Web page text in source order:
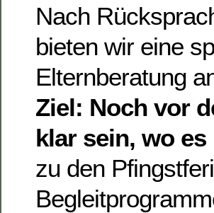
Nach
bieten wir eine
Elternberatung
Ziel: Noch vor
klar sein, wo
zu den